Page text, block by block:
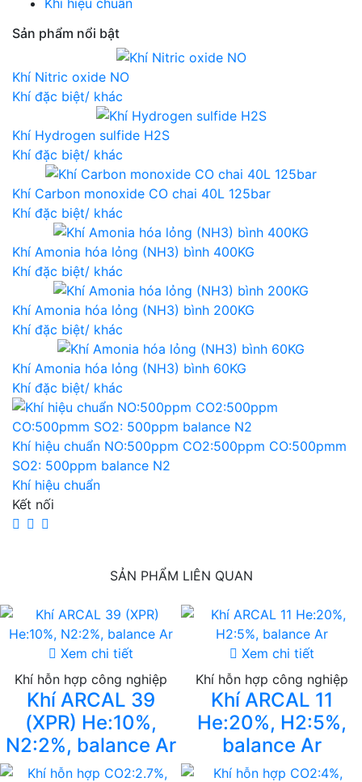
Sản phẩm nổi bật
Khí Nitric oxide NO
Khí đặc biệt/ khác
Khí Hydrogen sulfide H2S
Khí đặc biệt/ khác
Khí Carbon monoxide CO chai 40L 125bar
Khí đặc biệt/ khác
Khí Amonia hóa lỏng (NH3) bình 400KG
Khí đặc biệt/ khác
Khí Amonia hóa lỏng (NH3) bình 200KG
Khí đặc biệt/ khác
Khí Amonia hóa lỏng (NH3) bình 60KG
Khí đặc biệt/ khác
Khí hiệu chuẩn NO:500ppm CO2:500ppm CO:500pmm
SO2: 500ppm balance N2
Khí hiệu chuẩn
Kết nối
SẢN PHẨM LIÊN QUAN
Xem chi tiết
Khí hỗn hợp công nghiệp
Khí ARCAL 39
(XPR) He:10%,
N2:2%, balance Ar
Xem chi tiết
Khí hỗn hợp công nghiệp
Khí ARCAL 11
He:20%, H2:5%,
balance Ar